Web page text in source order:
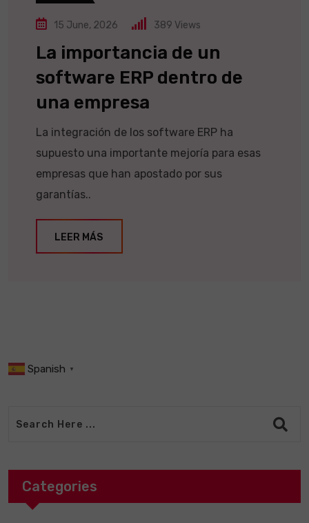
15 June, 2026 389 Views
La importancia de un
software ERP dentro de
una empresa
La integración de los software ERP ha
supuesto una importante mejoría para esas
empresas que han apostado por sus
garantías..
LEER MÁS
Spanish ▼
Categories